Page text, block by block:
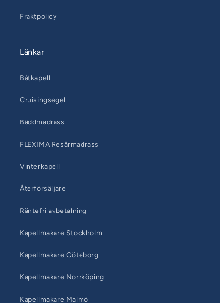
Fraktpolicy
Länkar
Båtkapell
Cruisingsegel
Bäddmadrass
FLEXIMA Resårmadrass
Vinterkapell
Återförsäljare
Räntefri avbetalning
Kapellmakare Stockholm
Kapellmakare Göteborg
Kapellmakare Norrköping
Kapellmakare Malmö